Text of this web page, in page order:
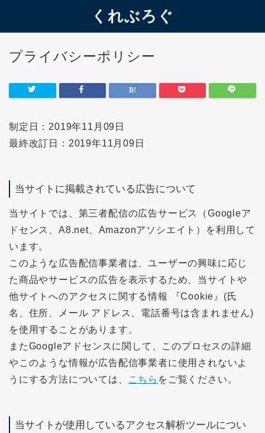
くれぶろぐ
プライバシーポリシー
制定日：2019年11月09日
最終改訂日：2019年11月09日
当サイトに掲載されている広告について
当サイトでは、第三者配信の広告サービス（Googleア
ドセンス、A8.net、Amazonアソシエイト）を利用して
います。
このような広告配信事業者は、ユーザーの興味に応じ
た商品やサービスの広告を表示するため、当サイトや
他サイトへのアクセスに関する情報 『Cookie』(氏
名、住所、メール アドレス、電話番号は含まれません)
を使用することがあります。
またGoogleアドセンスに関して、このプロセスの詳細
やこのような情報が広告配信事業者に使用されないよ
うにする方法については、
こちら をご覧ください。
当サイトが使用しているアクセス解析ツールについ